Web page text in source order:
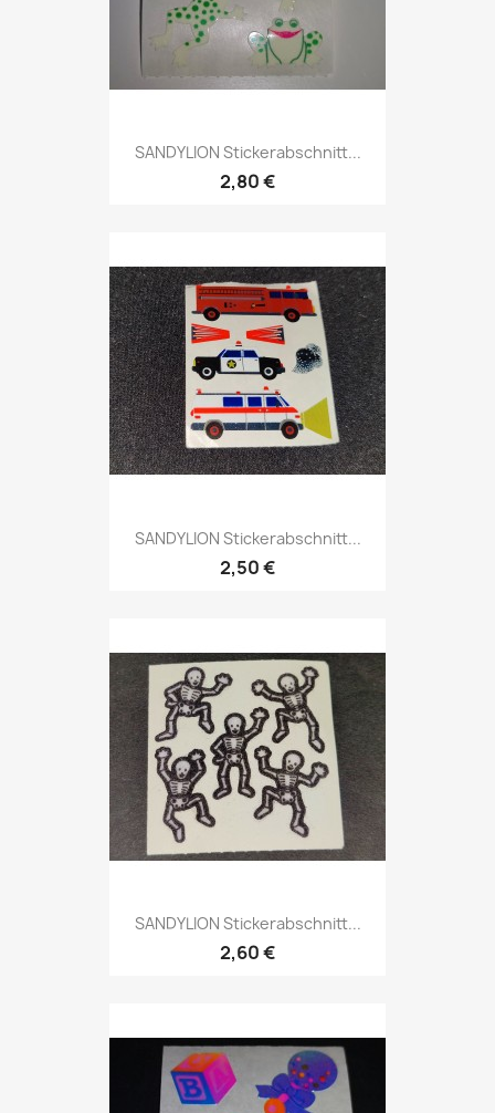
SANDYLION Stickerabschnitt...
2,80 €
SANDYLION Stickerabschnitt...
2,50 €
SANDYLION Stickerabschnitt...
2,60 €